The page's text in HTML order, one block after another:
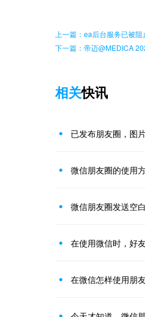
上一篇：ea后台服务已被
下一篇：帝迈@MEDICA
相关快讯
已发布朋友圈，图
微信朋友圈的使用
微信朋友圈发送空
在微信怎样使用朋